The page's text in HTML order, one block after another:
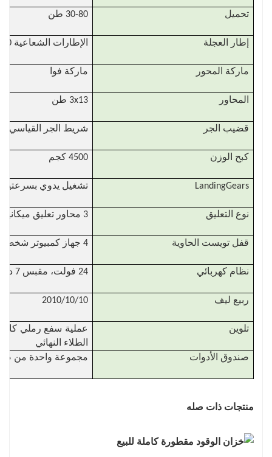
تحميل 30-80 طن
إطار العجلة الإطارات الشعاعية 12R20
ماركة المحور ماركة فوا
المحاور 3x13 طن
قضيب الجر شريط الجر القياسي
كبح الوزن 4500 كجم
LandingGears تشغيل يدوي بسرعتين للخدمة
نوع التعليق 3 محاور تعليق ميكانيكية
قفل تويست الحاوية 4 جهاز كمبيوتر شخصى
نظام كهربائي 24 فولت، مقبس 7 دبابيس، مجموعة واحدة من الكابلات القياسية 7 النواة
ربيع ليف 2010/10/10
تلوين
عملية سفع رملي
الطلاء النهائي
صندوق الأدوات
مجموعة واحدة من
منتجات ذات صله